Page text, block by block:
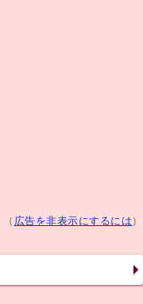
（ 広告を非表示にするには ）